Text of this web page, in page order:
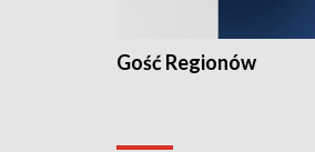
Gość Regionów